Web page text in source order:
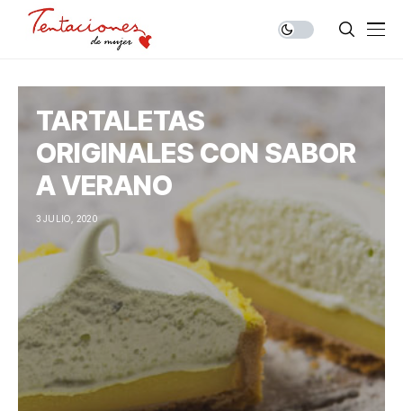
TARTALETAS
ORIGINALES CON SABOR
A VERANO
3 JULIO, 2020